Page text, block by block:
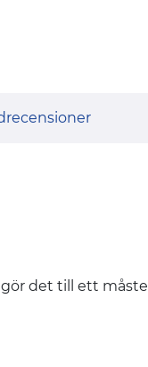
det till ett